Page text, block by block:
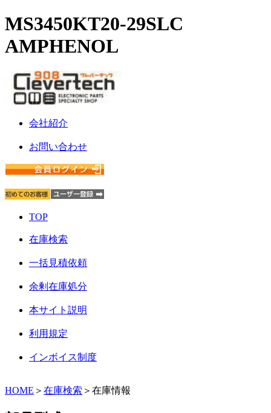
MS3450KT20-29SLC
AMPHENOL
会社紹介
お問い合わせ
TOP
在庫検索
一括見積依頼
余剰在庫処分
本サイト説明
利用規定
インボイス制度
HOME ＞ 在庫検索 ＞在庫情報